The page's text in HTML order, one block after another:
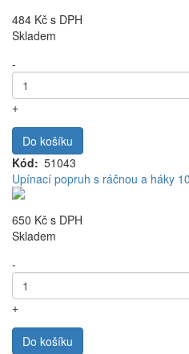
484 Kč s DPH
Skladem
-
+
Do košíku
Kód
51043
Upínací popruh s ráčnou a háky
650 Kč s DPH
Skladem
-
+
Do košíku